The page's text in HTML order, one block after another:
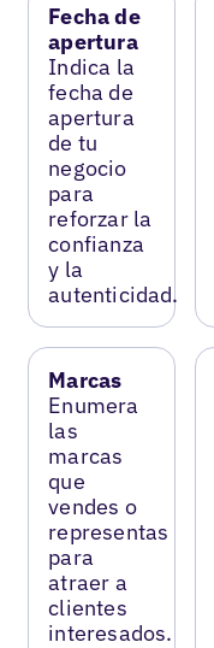
Fecha de
apertura
Indica la
fecha de
apertura
de tu
negocio
para
reforzar la
confianza
y la
autenticidad.
Marcas
Enumera
las
marcas
que
vendes o
representas
para
atraer a
clientes
interesados.